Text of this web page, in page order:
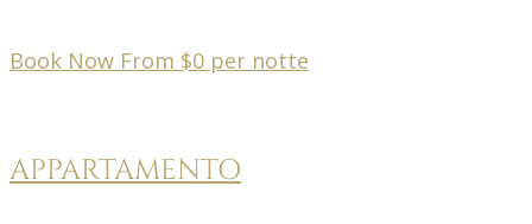
Book Now From $0 per notte
APPARTAMENTO